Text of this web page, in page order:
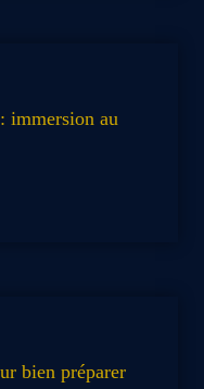
immersion au
bien préparer